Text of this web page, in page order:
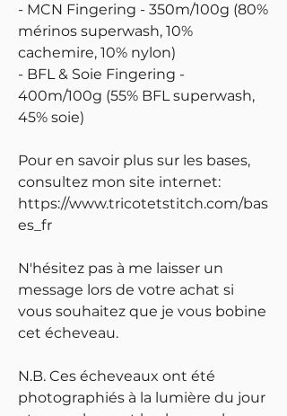
- MCN Fingering - 350m/100g (80%
mérinos superwash, 10%
cachemire, 10% nylon)
- BFL & Soie Fingering -
400m/100g (55% BFL superwash,
45% soie)
Pour en savoir plus sur les bases,
consultez mon site internet:
https://www.tricotetstitch.com/bas
es_fr
N'hésitez pas à me laisser un
message lors de votre achat si
vous souhaitez que je vous bobine
cet écheveau.
N.B. Ces écheveaux ont été
photographiés à la lumière du jour